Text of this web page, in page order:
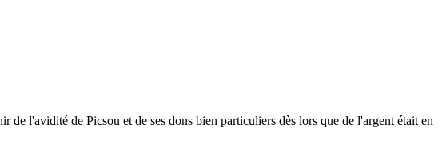
l'avidité de Picsou et de ses dons bien particuliers dès lors que de l'argent était en